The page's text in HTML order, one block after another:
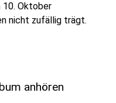
10. Oktober
nicht zufällig trägt.
anhören